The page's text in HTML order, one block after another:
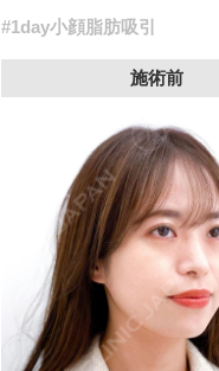
#1day小顔脂肪吸引
施術前